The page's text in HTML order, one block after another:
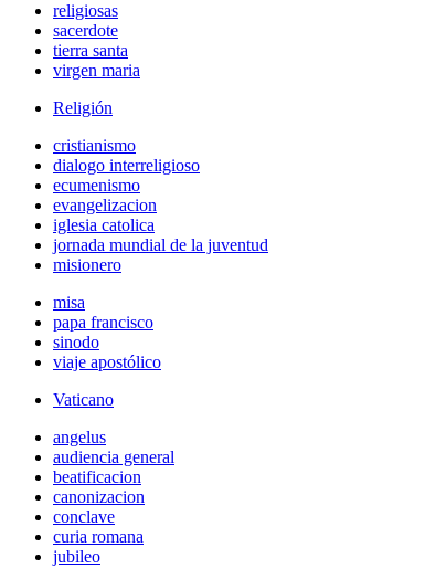
religiosas
sacerdote
tierra santa
virgen maria
Religión
cristianismo
dialogo interreligioso
ecumenismo
evangelizacion
iglesia catolica
jornada mundial de la juventud
misionero
misa
papa francisco
sinodo
viaje apostólico
Vaticano
angelus
audiencia general
beatificacion
canonizacion
conclave
curia romana
jubileo